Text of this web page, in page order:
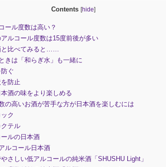
Contents [hide]
ール度数は高い？
アルコール度数は15度前後が多い
比べてみると……
きは「和らぎ水」も一緒に
ぐ
防止
酒の味をより楽しめる
の高いお酒が苦手な方が日本酒を楽しむには
ク
テル
ルの日本酒
ルコール日本酒
さしい低アルコールの純米酒「SHUSHU Light」